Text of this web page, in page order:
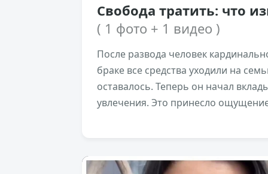
Свобода тратить: что
( 1 фото + 1 видео )
После развода человек
браке все средства уходили на
оставалось. Теперь он начал
увлечения. Это принесло